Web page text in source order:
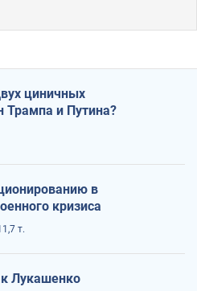
циничных
Трампа и Путина?
в
кризиса
т.
Лукашенко